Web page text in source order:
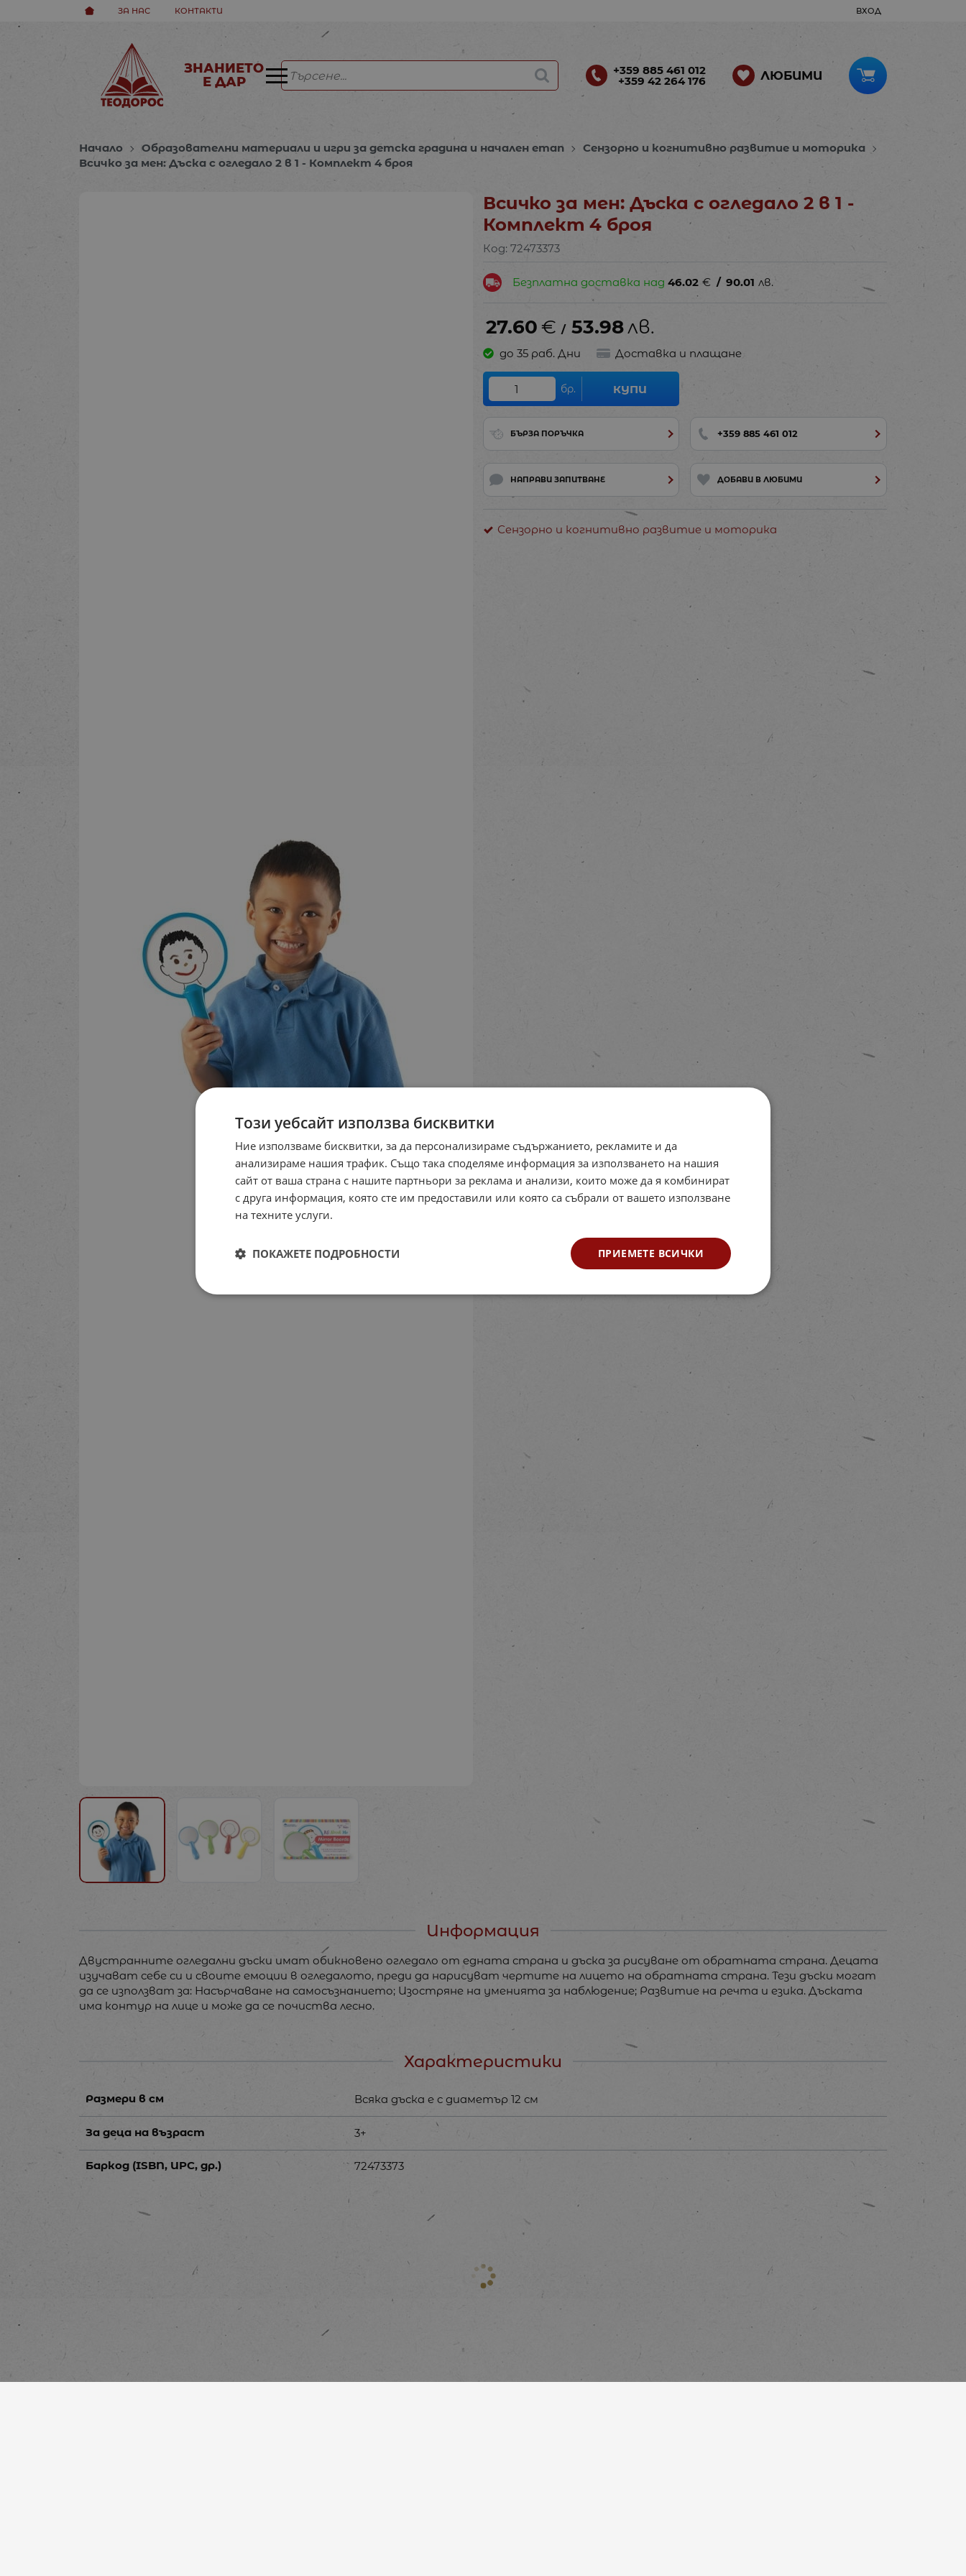
ЗА НАС КОНТАКТИ ВХОД
ЗНАНИЕТО
Е ДАР
+359 885 461 012
+359 42 264 176 ЛЮБИМИ
Начало Образователни материали и игри за детска градина и начален етап
Сензорно и когнитивно развитие и моторика
Всичко за мен: Дъска с огледало 2 в 1 - Комплект 4 броя
Всичко за мен: Дъска с огледало 2 в 1 -
Комплект 4 броя
Код: 72473373
Безплатна доставка над46.02 € / 90.01 лв.
27.60€ / 53.98лв.
до 35 раб. Дни Доставка и плащане
бр. КУПИ
БЪРЗА ПОРЪЧКА +359 885 461 012
НАПРАВИ ЗАПИТВАНЕ ДОБАВИ В ЛЮБИМИ
Сензорно и когнитивно развитие и моторика
Информация
Двустранните огледални дъски имат обикновено огледало от едната страна и дъска за рисуване от обратната страна. Децата
изучават себе си и своите емоции в огледалото, преди да нарисуват чертите на лицето на обратната страна. Тези дъски могат
да се използват за: Насърчаване на самосъзнанието; Изостряне на уменията за наблюдение; Развитие на речта и езика. Дъската
има контур на лице и може да се почиства лесно.
Характеристики
Размери в см Всяка дъска е с диаметър 12 см
За деца на възраст 3+
Баркод (ISBN, UPC, др.) 72473373
Този уебсайт използва бисквитки
Ние използваме бисквитки, за да персонализираме съдържанието, рекламите и да
анализираме нашия трафик. Също така споделяме информация за използването на нашия
сайт от ваша страна с нашите партньори за реклама и анализи, които може да я комбинират
с друга информация, която сте им предоставили или която са събрали от вашето използване
на техните услуги.
ПРИЕМЕТЕ ВСИЧКИ
ПОКАЖЕТЕ ПОДРОБНОСТИ